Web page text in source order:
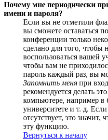
Почему мне периодически
имени и пароля?
Если вы не отметили
вы сможете оставаться
конференции только
сделано для того, чтобы
воспользоваться вашей
чтобы вам не
пароль каждый раз, вы
Запомнить меня при
рекомендуется делать
компьютере, например в
университете и т. д.
отсутствует, это
эту функцию.
Вернуться к началу